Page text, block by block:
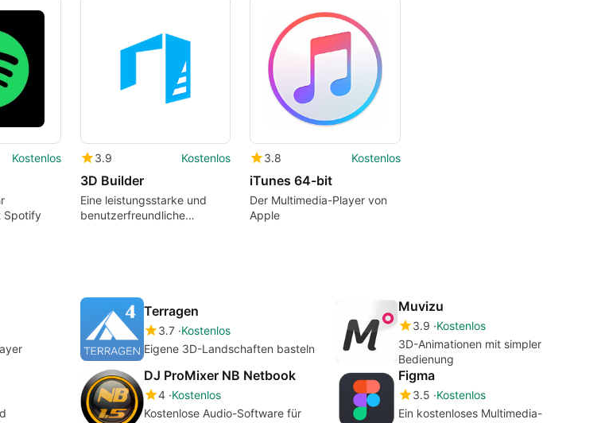
Kostenlos
Spotify
3.9 Kostenlos
3D Builder
Eine leistungsstarke und
benutzerfreundliche
3.8 Kostenlos
iTunes 64-bit
Der Multimedia-Player von
Apple
Terragen
3.7 Kostenlos
Eigene 3D-Landschaften basteln
Muvizu
3.9 Kostenlos
3D-Animationen mit simpler
Bedienung
DJ ProMixer NB Netbook
4 Kostenlos
Kostenlose Audio-Software für
Figma
3.5 Kostenlos
Ein kostenloses Multimedia-